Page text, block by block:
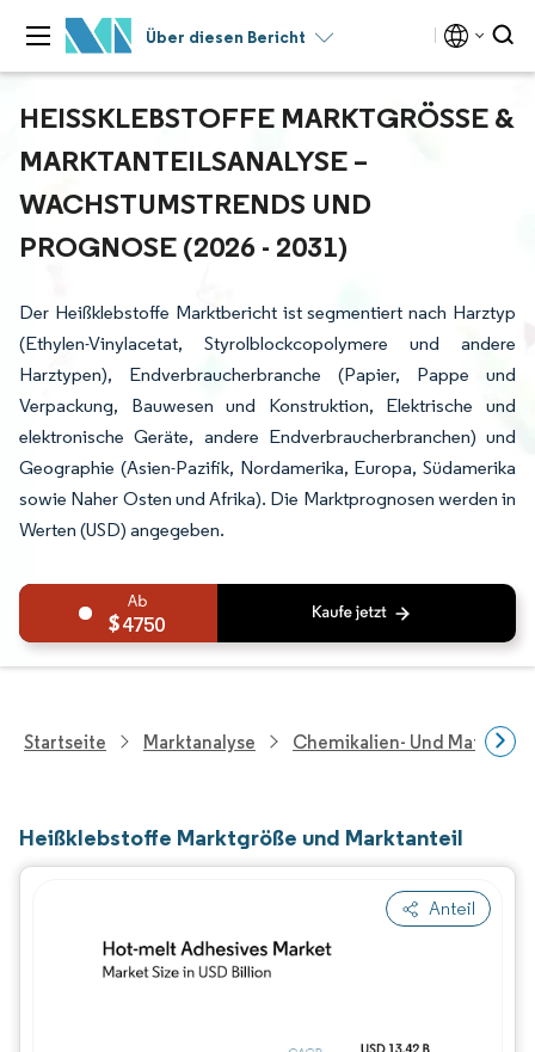
Über diesen Bericht
HEISSKLEBSTOFFE MARKTGRÖSSE & MA
RKTANTEILSANALYSE – WA
CHSTUMSTRENDS UND PR
OGNOSE (2026 - 2031)
Der Heißklebstoffe Marktbericht ist segmentiert nach Harztyp
(Ethylen-Vinylacetat, Styrolblockcopolymere und andere
Harztypen), Endverbraucherbranche (Papier, Pappe und
Verpackung, Bauwesen und Konstruktion, Elektrische und
elektronische Geräte, andere Endverbraucherbranchen) und
Geographie (Asien-Pazifik, Nordamerika, Europa, Südamerika
sowie Naher Osten und Afrika). Die Marktprognosen werden in
Werten (USD) angegeben.
4750
Startseite Marktanalyse Chemikalien- Und
Heißklebstoffe Marktgröße und Marktanteil
Anteil